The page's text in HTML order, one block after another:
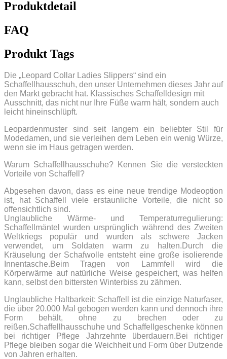
Produktdetail
FAQ
Produkt Tags
Die „Leopard Collar Ladies Slippers“ sind ein
Schaffellhausschuh, den unser Unternehmen dieses Jahr auf
den Markt gebracht hat. Klassisches Schaffelldesign mit
Ausschnitt, das nicht nur Ihre Füße warm hält, sondern auch
leicht hineinschlüpft.
Leopardenmuster sind seit langem ein beliebter Stil für
Modedamen, und sie verleihen dem Leben ein wenig Würze,
wenn sie im Haus getragen werden.
Warum Schaffellhausschuhe? Kennen Sie die versteckten
Vorteile von Schaffell?
Abgesehen davon, dass es eine neue trendige Modeoption
ist, hat Schaffell viele erstaunliche Vorteile, die nicht so
offensichtlich sind.
Unglaubliche Wärme- und Temperaturregulierung:
Schaffellmäntel wurden ursprünglich während des Zweiten
Weltkriegs populär und wurden als schwere Jacken
verwendet, um Soldaten warm zu halten.Durch die
Kräuselung der Schafwolle entsteht eine große isolierende
Innentasche.Beim Tragen von Lammfell wird die
Körperwärme auf natürliche Weise gespeichert, was helfen
kann, selbst den bittersten Winterbiss zu zähmen.
Unglaubliche Haltbarkeit: Schaffell ist die einzige Naturfaser,
die über 20.000 Mal gebogen werden kann und dennoch ihre
Form behält, ohne zu brechen oder zu
reißen.Schaffellhausschuhe und Schaffellgeschenke können
bei richtiger Pflege Jahrzehnte überdauern.Bei richtiger
Pflege bleiben sogar die Weichheit und Form über Dutzende
von Jahren erhalten.